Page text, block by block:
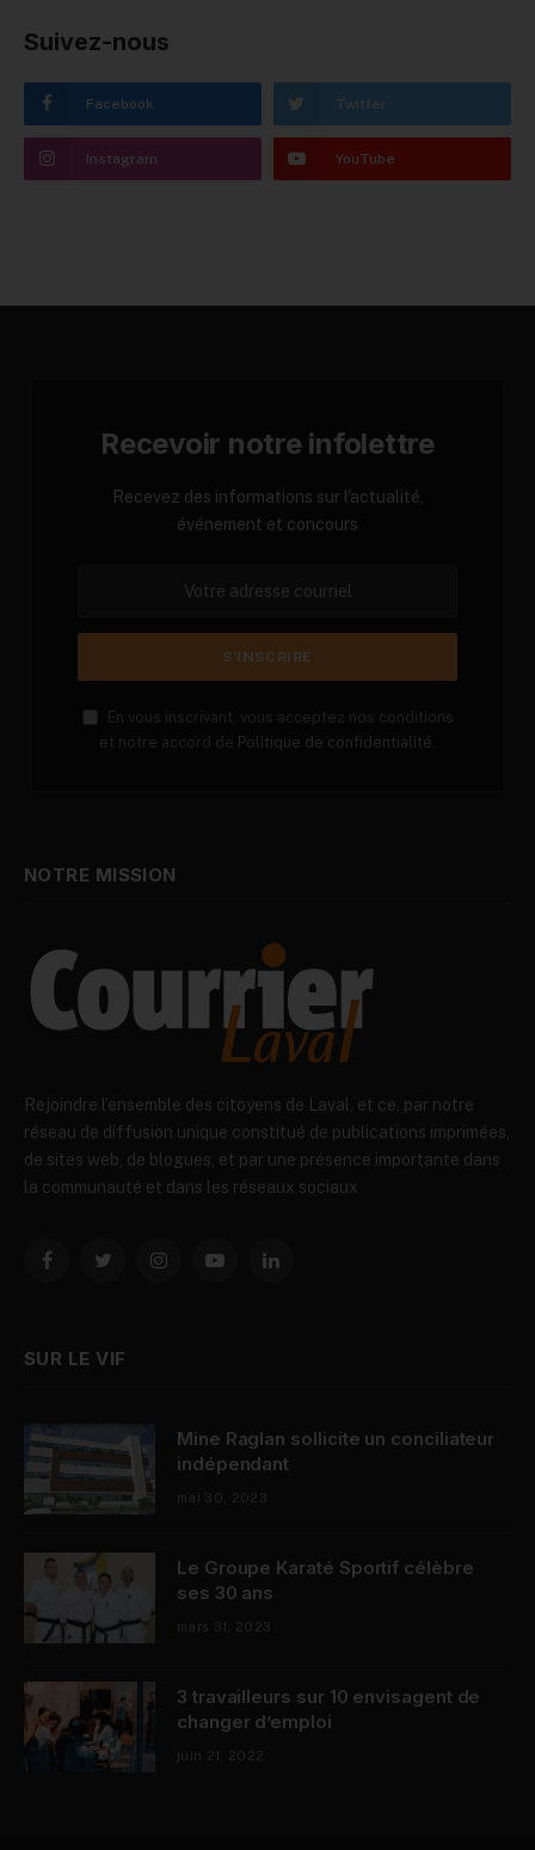
Suivez-nous
Facebook Twitter
Instagram YouTube
Recevoir notre infolettre
Recevez des informations sur l'actualité,
événement et concours
En vous inscrivant, vous acceptez nos conditions
et notre accord de Politique de confidentialité.
NOTRE MISSION
Rejoindre l’ensemble des citoyens de Laval, et ce, par notre
réseau de diffusion unique constitué de publications imprimées,
de sites web, de blogues, et par une présence importante dans
la communauté et dans les réseaux sociaux
FacebookTwitterInstagramYouTubeLinkedIn
SUR LE VIF
Mine Raglan sollicite un conciliateur
indépendant
mai 30, 2023
Le Groupe Karaté Sportif célèbre
ses 30 ans
mars 31, 2023
3 travailleurs sur 10 envisagent de
changer d’emploi
juin 21, 2022